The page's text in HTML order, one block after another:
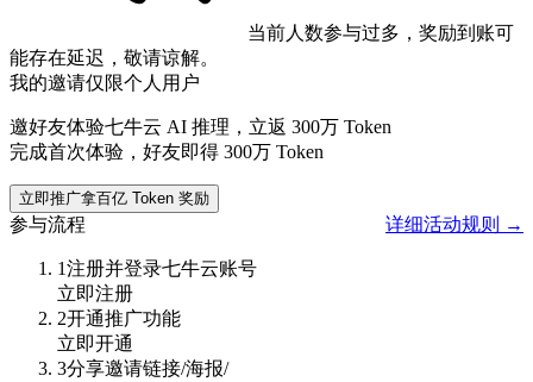
当前人数参与过多，奖励到账可
能存在延迟，敬请谅解。
我的邀请仅限个人用户
邀好友体验七牛云 AI 推理，立返 300万 Token
完成首次体验，好友即得 300万 Token
立即推广拿百亿 Token 奖励
参与流程 详细活动规则 →
1注册并登录七牛云账号
立即注册
2开通推广功能
立即开通
3分享邀请链接/海报/